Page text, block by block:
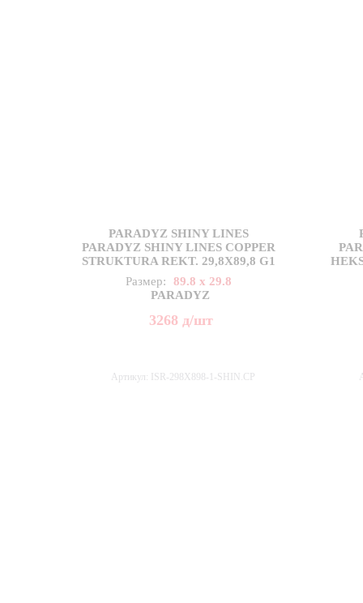
PARADYZ SHINY LINES
PARADYZ SHINY LINES COPPER
STRUKTURA REKT. 29,8X89,8 G1
Размер:
89.8 x 29.8
PARADYZ
3268 д/шт
Артикул: ISR-298X898-1-SHIN.CP